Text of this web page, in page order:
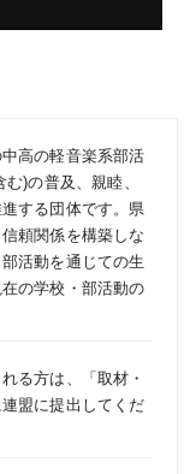
高の軽音楽系部活
)の普及、親睦、
する団体です。県
頼関係を構築しな
活動を通じての生
の学校・部活動の
る方は、「 取材・
盟に提出してくだ